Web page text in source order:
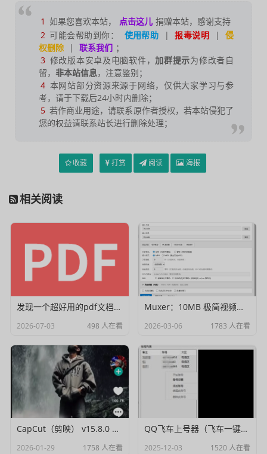
1 如果您喜欢本站， 点击这儿 捐赠本站，感谢支持
2 可能会帮助到你： 使用帮助 | 报毒说明 |
侵
权删除
| 联系我们 ；
3 修改版本安卓及电脑软件，加群提示为修改者自
留， 非本站信息，注意鉴别；
4 本网站部分资源来源于网络，仅供大家学习与参
考，请于下载后24小时内删除；
5 若作商业用途，请联系原作者授权，若本站侵犯了
您的权益请联系站长进行删除处理；
收藏 打赏 阅读 海报
相关阅读
发现一个超好用的pdf文档编辑器
2026-07-03 498 人在看
Muxer：10MB 极简视频字幕批量封装工具 (单文件/绿色版)
2026-03-06 1783 人在看
CapCut（剪映） v15.8.0 国际高级会员解锁破解版
2026-01-29 1758 人在看
QQ飞车上号器（飞车一键登号器）V1.0
2025-12-03 1520 人在看